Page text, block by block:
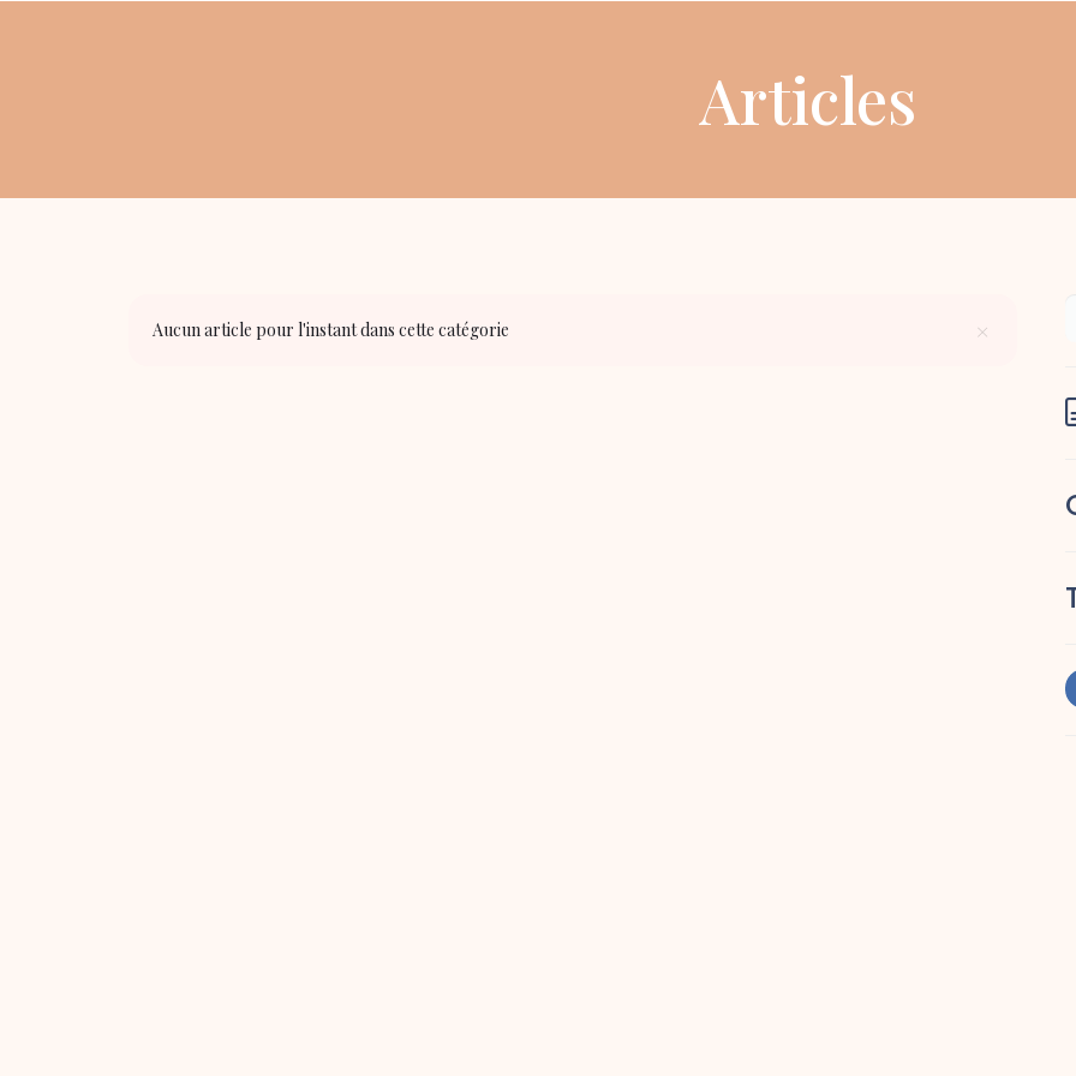
Articles
×
Aucun article pour l'instant dans cette catégorie